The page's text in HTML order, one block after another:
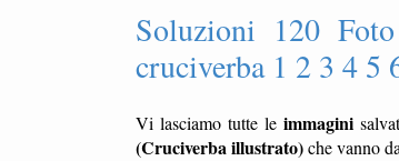
Soluzioni 120
cruciverba 1 2 3 4 5
Vi lasciamo tutte leimmagini
(Cruciverba illustrato)che vanno